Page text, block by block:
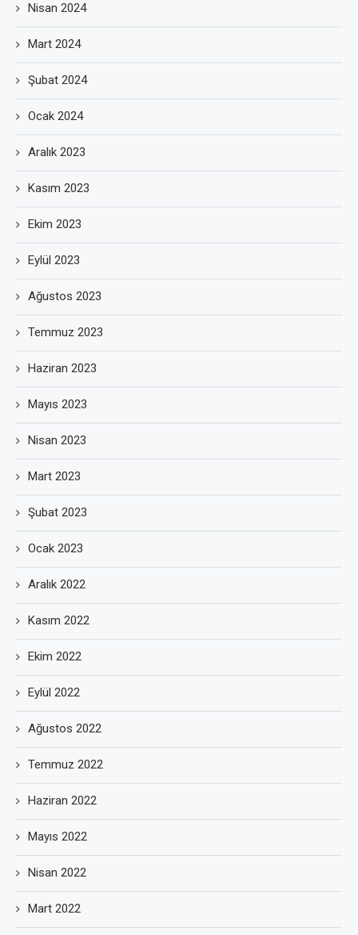
Nisan 2024
Mart 2024
Şubat 2024
Ocak 2024
Aralık 2023
Kasım 2023
Ekim 2023
Eylül 2023
Ağustos 2023
Temmuz 2023
Haziran 2023
Mayıs 2023
Nisan 2023
Mart 2023
Şubat 2023
Ocak 2023
Aralık 2022
Kasım 2022
Ekim 2022
Eylül 2022
Ağustos 2022
Temmuz 2022
Haziran 2022
Mayıs 2022
Nisan 2022
Mart 2022